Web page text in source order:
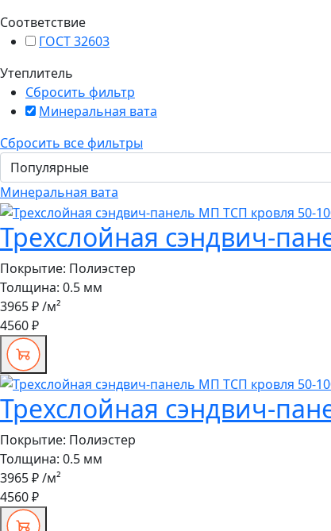
Соответствие
ГОСТ 32603
Утеплитель
Сбросить фильтр
Минеральная вата
Сбросить все фильтры
Минеральная вата
Трехслойная сэндвич-
Покрытие: Полиэстер
Толщина: 0.5 мм
3965 ₽/м²
4560 ₽
Трехслойная сэндвич-
Покрытие: Полиэстер
Толщина: 0.5 мм
3965 ₽/м²
4560 ₽